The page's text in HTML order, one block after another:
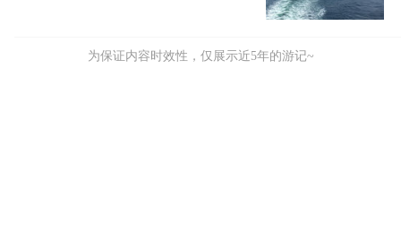
为保证内容时效性，仅展示近5年的游记~